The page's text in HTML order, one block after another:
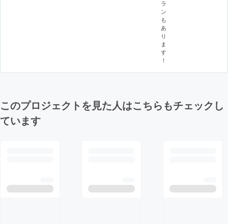
ラ
ン
も
あ
り
ま
す
！
このプロジェクトを見た人はこちらもチェックし
ています